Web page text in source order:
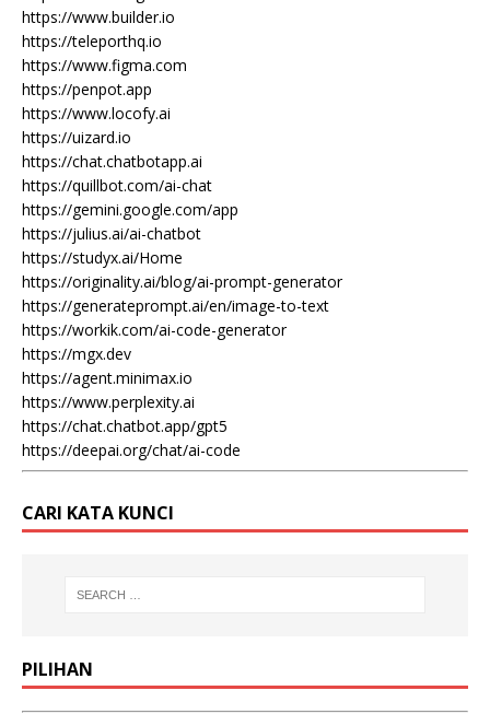
https://www.builder.io
https://teleporthq.io
https://www.figma.com
https://penpot.app
https://www.locofy.ai
https://uizard.io
https://chat.chatbotapp.ai
https://quillbot.com/ai-chat
https://gemini.google.com/app
https://julius.ai/ai-chatbot
https://studyx.ai/Home
https://originality.ai/blog/ai-prompt-generator
https://generateprompt.ai/en/image-to-text
https://workik.com/ai-code-generator
https://mgx.dev
https://agent.minimax.io
https://www.perplexity.ai
https://chat.chatbot.app/gpt5
https://deepai.org/chat/ai-code
CARI KATA KUNCI
PILIHAN